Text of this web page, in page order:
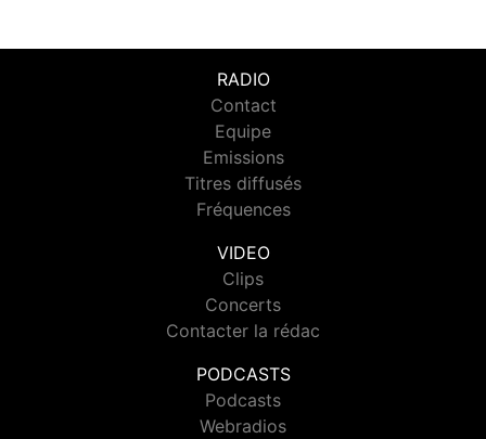
RADIO
Contact
Equipe
Emissions
Titres diffusés
Fréquences
VIDEO
Clips
Concerts
Contacter la rédac
PODCASTS
Podcasts
Webradios